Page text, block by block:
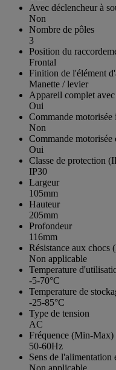
Avec déclencheur à
Non
Nombre de pôles
3
Position du
Frontal
Finition de l'élément
Manette / levier
Appareil complet
Oui
Commande motorisée
Non
Commande motorisée
Oui
Classe de protection
IP30
Largeur
105mm
Hauteur
205mm
Profondeur
116mm
Résistance aux chocs
Non applicable
Temperature
-5-70°C
Temperature de
-25-85°C
Type de tension
AC
Fréquence (Min-Max)
50-60Hz
Sens de l'alimentation